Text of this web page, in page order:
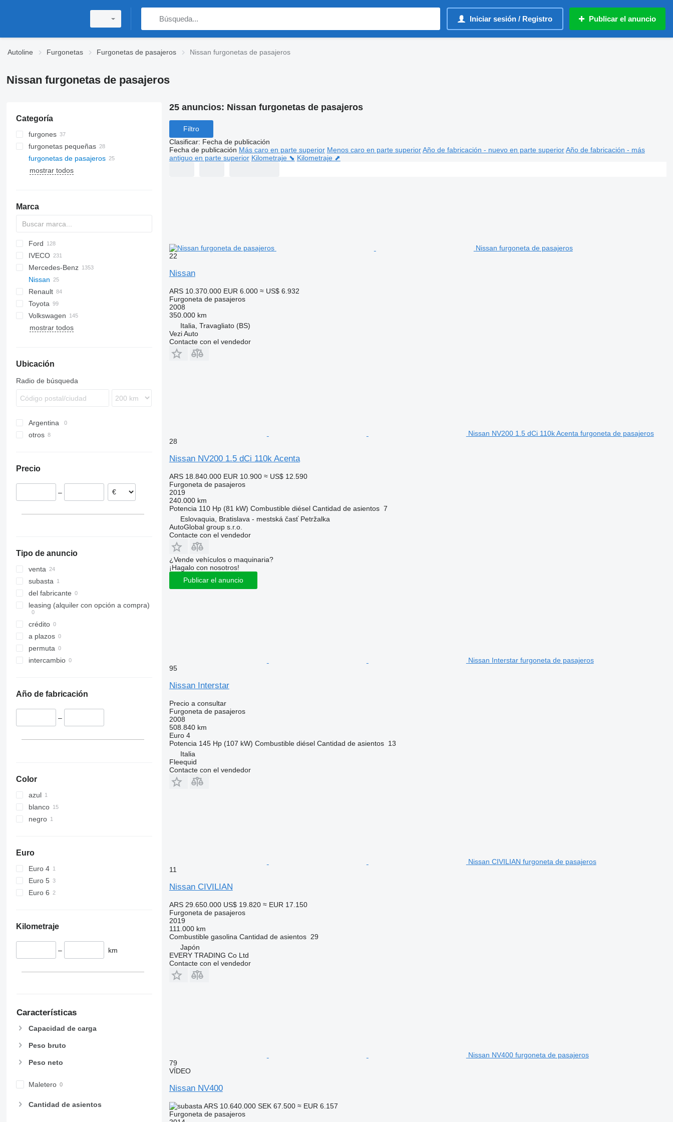
Iniciar sesión / Registro Publicar el anuncio
Autoline Furgonetas Furgonetas de pasajeros Nissan furgonetas de pasajeros
Nissan furgonetas de pasajeros
Categoría
furgones
furgonetas pequeñas
furgonetas de pasajeros
mostrar todos
Marca
Express
Jumper
Jumpy
Ducato
Scudo
Ford
E-series
L-series
Tourneo
Transit
32213
Liesse
H-series
IVECO
Daily
Ferqui Sunrise
Mago
Mobi
Rapido
Wing
Daily
TGE
eDeliver
Mercedes-Benz
Citaro
EQV
MB
O-series
Spica
V-Class
Viano
Vito
eVito
D-series
Nissan
Caravan
Civilian
Interstar
NV
NV400
Combo
Movano
Vivaro
Zafira
Boxer
Expert
Partner
Traveller
Renault
Master
T-series
Trafic
S-series
Toyota
Alphard
Coaster
Noah
Verso
Voxy
2206
Volkswagen
California
ID
Multivan
Transporter
mostrar todos
Ubicación
Radio de búsqueda
Argentina
otros
Letonia
Lituania
Precio
–
Tipo de anuncio
venta
subasta
del fabricante
leasing (alquiler con opción a compra)
crédito
a plazos
permuta
intercambio
Año de fabricación
–
Color
azul
blanco
negro
Euro
Euro 4
Euro 5
Euro 6
Kilometraje
– km
Características
Capacidad de carga
Peso bruto
Peso neto
Maletero
Cantidad de asientos
25 anuncios: Nissan furgonetas de pasajeros
Filtro
Clasificar: Fecha de publicación
Fecha de publicación Más caro en parte superior Menos caro en parte superior Año de fabricación - nuevo en parte superior Año de fabricación - más
antiguo en parte superior Kilometraje ⬊ Kilometraje ⬈
Nissan furgoneta de pasajeros
22
Nissan
ARS 10.370.000 EUR 6.000 ≈ US$ 6.932
Furgoneta de pasajeros
2008
350.000 km
Italia, Travagliato (BS)
Vezi Auto
Contacte con el vendedor
Nissan NV200 1.5 dCi 110k Acenta furgoneta de pasajeros
28
Nissan NV200 1.5 dCi 110k Acenta
ARS 18.840.000 EUR 10.900 ≈ US$ 12.590
Furgoneta de pasajeros
2019
240.000 km
Potencia 110 Hp (81 kW) Combustible diésel Cantidad de asientos 7
Eslovaquia, Bratislava - mestská časť Petržalka
AutoGlobal group s.r.o.
Contacte con el vendedor
¿Vende vehículos o maquinaria?
¡Hagalo con nosotros!
Publicar el anuncio
Nissan Interstar furgoneta de pasajeros
95
Nissan Interstar
Precio a consultar
Furgoneta de pasajeros
2008
508.840 km
Euro 4
Potencia 145 Hp (107 kW) Combustible diésel Cantidad de asientos 13
Italia
Fleequid
Contacte con el vendedor
Nissan CIVILIAN furgoneta de pasajeros
11
Nissan CIVILIAN
ARS 29.650.000 US$ 19.820 ≈ EUR 17.150
Furgoneta de pasajeros
2019
111.000 km
Combustible gasolina Cantidad de asientos 29
Japón
EVERY TRADING Co Ltd
Contacte con el vendedor
Nissan NV400 furgoneta de pasajeros
79
VÍDEO
Nissan NV400
ARS 10.640.000 SEK 67.500 ≈ EUR 6.157
Furgoneta de pasajeros